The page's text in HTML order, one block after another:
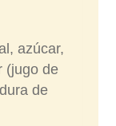
azúcar,
(jugo de
de